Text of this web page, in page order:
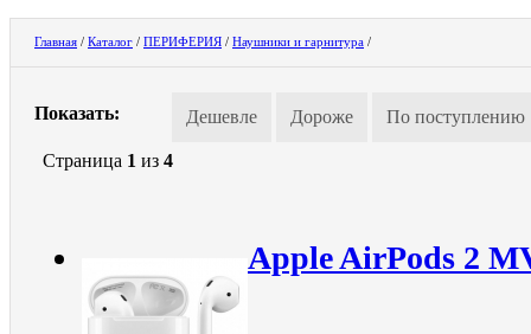
Главная / Каталог / ПЕРИФЕРИЯ / Наушники и гарнитура /
Показать: Дешевле Дороже По поступлению
Страница 1 из 4
Apple AirPods 2